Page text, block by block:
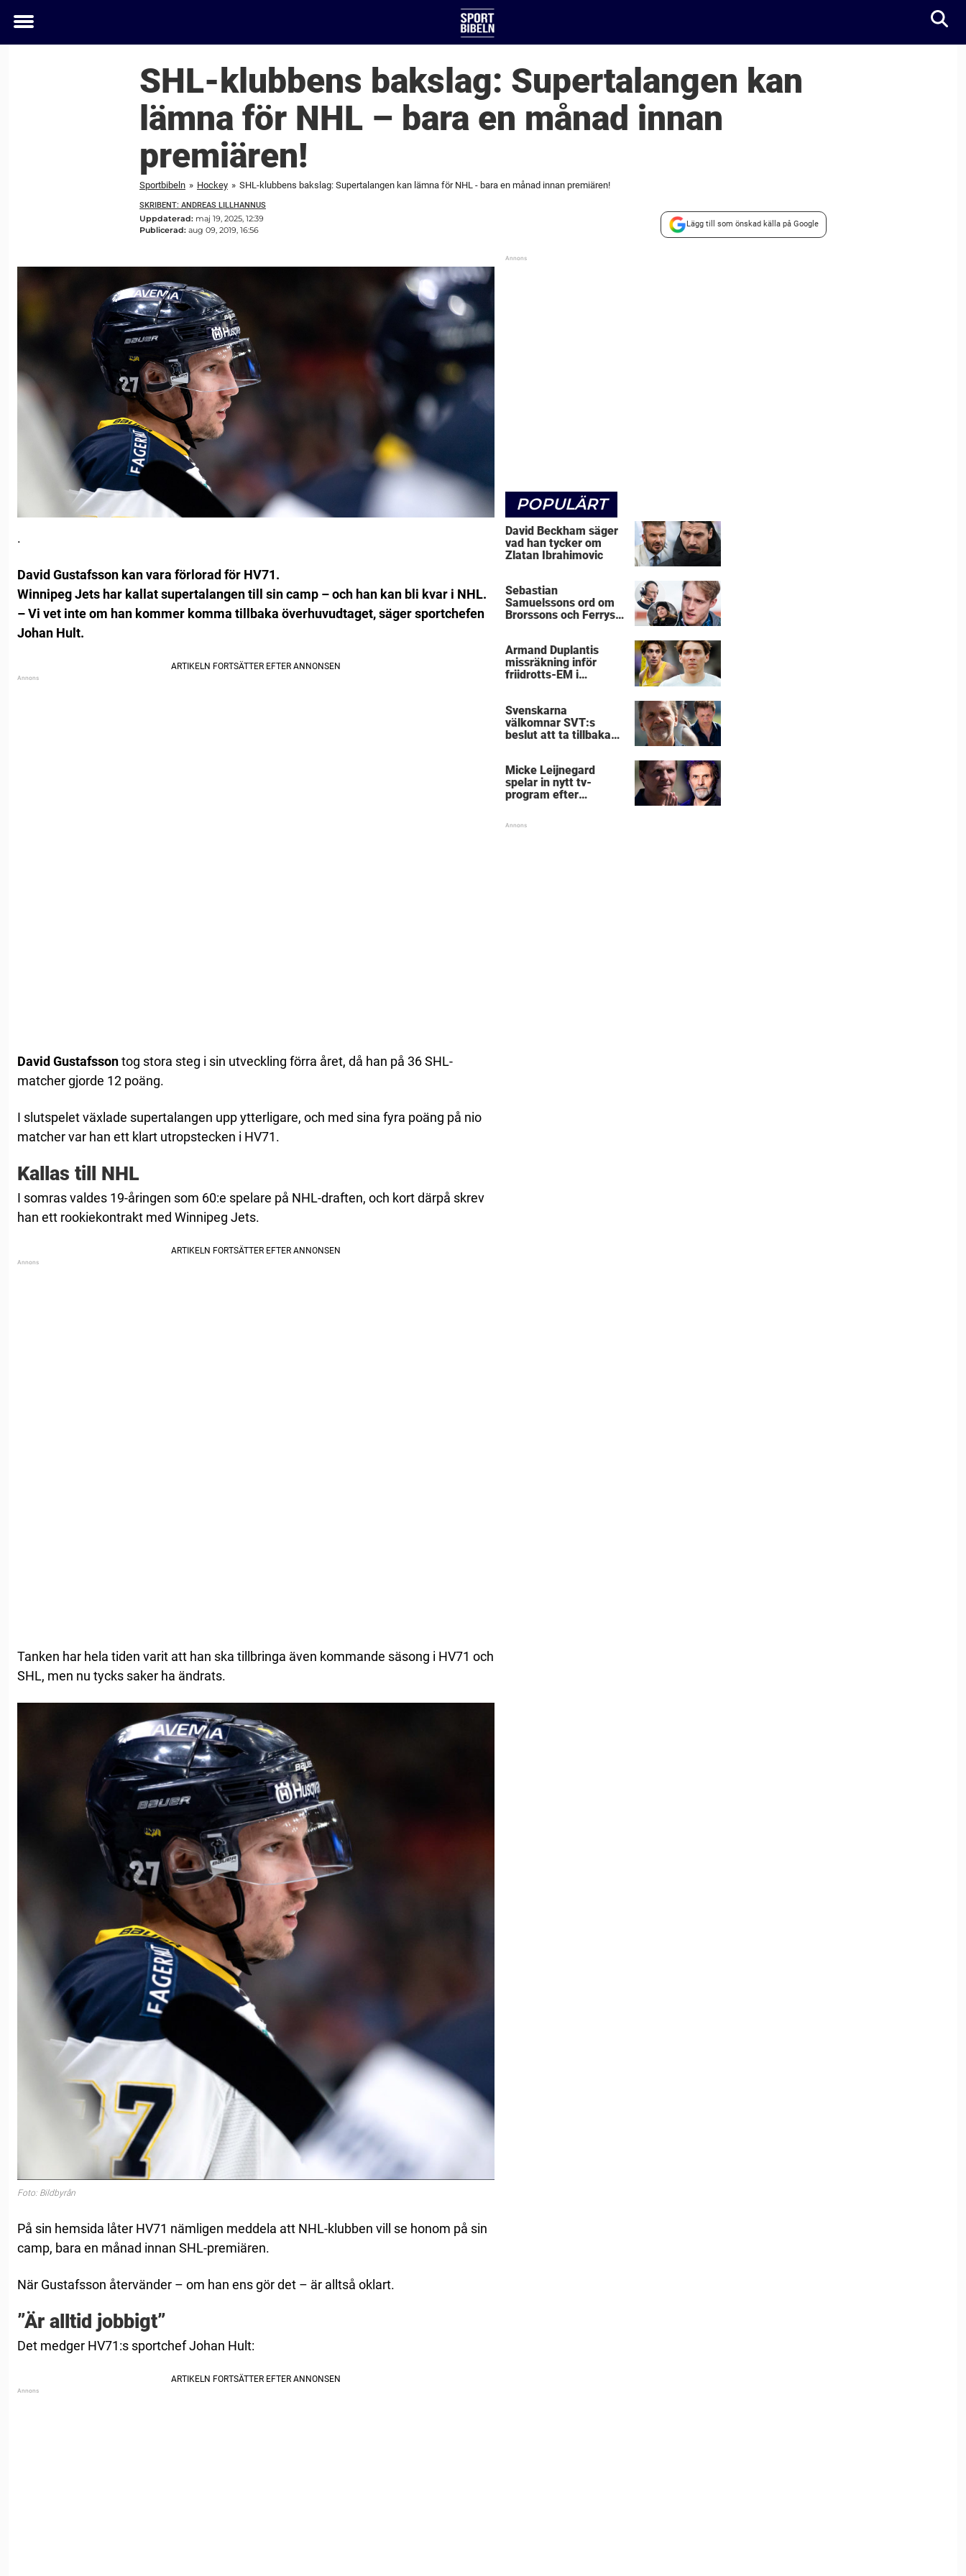
Toggle
SHL-klubbens bakslag: Supertalangen kan
lämna för NHL – bara en månad innan
premiären!
Sportbibeln » Hockey » SHL-klubbens bakslag: Supertalangen kan lämna för NHL - bara en månad innan premiären!
SKRIBENT: ANDREAS LILLHANNUS
Uppdaterad: maj 19, 2025, 12:39
Publicerad: aug 09, 2019, 16:56
Lägg till som önskad källa på Google
.
David Gustafsson kan vara förlorad för HV71.
Winnipeg Jets har kallat supertalangen till sin camp – och han kan bli kvar i NHL.
– Vi vet inte om han kommer komma tillbaka överhuvudtaget, säger sportchefen
Johan Hult.
David Gustafssontog stora steg i sin utveckling förra året, då han på 36 SHL-
matcher gjorde 12 poäng.
I slutspelet växlade supertalangen upp ytterligare, och med sina fyra poäng på nio
matcher var han ett klart utropstecken i HV71.
Kallas till NHL
I somras valdes 19-åringen som 60:e spelare på NHL-draften, och kort därpå skrev
han ett rookiekontrakt med Winnipeg Jets.
Tanken har hela tiden varit att han ska tillbringa även kommande säsong i HV71 och
SHL, men nu tycks saker ha ändrats.
Foto: Bildbyrån
På sin hemsida låter HV71 nämligen meddela att NHL-klubben vill se honom på sin
camp, bara en månad innan SHL-premiären.
När Gustafsson återvänder – om han ens gör det – är alltså oklart.
”Är alltid jobbigt”
Det medger HV71:s sportchef Johan Hult:
POPULÄRT
David Beckham säger
vad han tycker om
Zlatan Ibrahimovic
Sebastian
Samuelssons ord om
Brorssons och Ferrys
Armand Duplantis
missräkning inför
friidrotts-EM i
Svenskarna
välkomnar SVT:s
beslut att ta tillbaka
Micke Leijnegard
spelar in nytt tv-
program efter